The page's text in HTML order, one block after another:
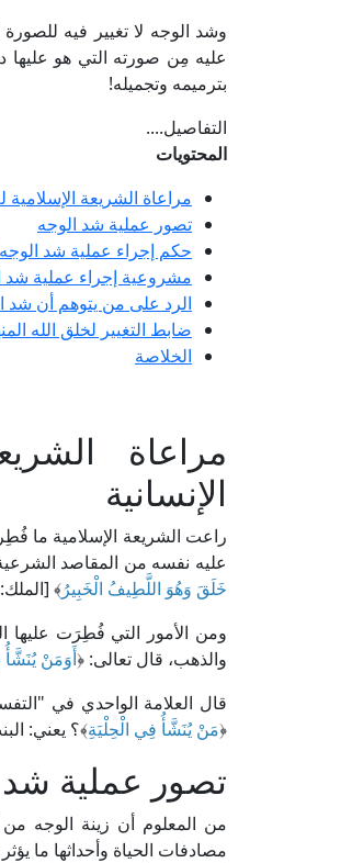
وشد الوجه لا تغيير فيه
عليه مِن صورته التي هو عليها
بترميمه وتجميله!
التفاصيل....
المحتويات
مراعاة الشريعة الإسلامية
تصور عملية شد الوجه
حكم إجراء عملية شد الوجه
مشروعية إجراء عملية شد
الرد على من يتوهم أن شد
ضابط التغيير لخلق الله
الخلاصة
مراعاة
الإنسانية
راعت الشريعة الإسلامية ما
عليه نفسه من المقاصد
خَلَقَ وَهُوَ اللَّطِيفُ الْخَبِيرُ﴾ [الملك: 14].
ومن الأمور التي فُطِرَت عليها
والذهب، قال تعالى: ﴿أَوَمَنْ
﴿مَنْ يُنَشَّأُ فِي الْحِلْيَةِ﴾؟ يعني:
تصور عملية شد
من المعلوم أن زينة الوجه من
مصادفات الحياة وأحداثها ما